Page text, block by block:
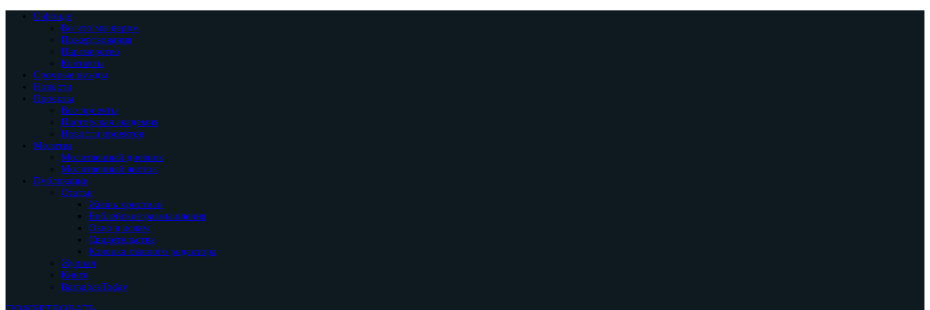
О фонде
Во что мы верим
Пожертвования
Партнерство
Контакты
Срочные нужды
Новости
Проекты
Все проекты
Пасторская академия
Новости проектов
Молитва
Молитвенный дневник
Молитвенный листок
Публикации
Статьи
Жизнь христиан
Библейские размышления
Окно в ислам
Свидетельства
Колонка главного редактора
Журнал
Книги
BarnabasToday